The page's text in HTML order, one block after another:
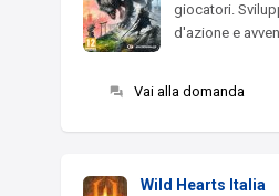
giocatori.
d'azione e
Vai alla domanda
Wild Hearts Italia